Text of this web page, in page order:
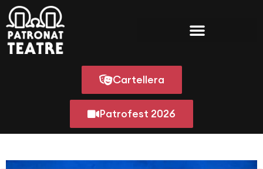
Cartellera
Patrofest 2026